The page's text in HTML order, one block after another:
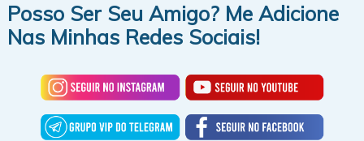
Posso Ser Seu Amigo? Me Adicione
Nas Minhas Redes Sociais!